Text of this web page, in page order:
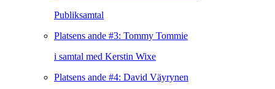
Publiksamtal
Platsens ande #3: Tommy Tommie
i samtal med Kerstin Wixe
Platsens ande #4: David Väyrynen